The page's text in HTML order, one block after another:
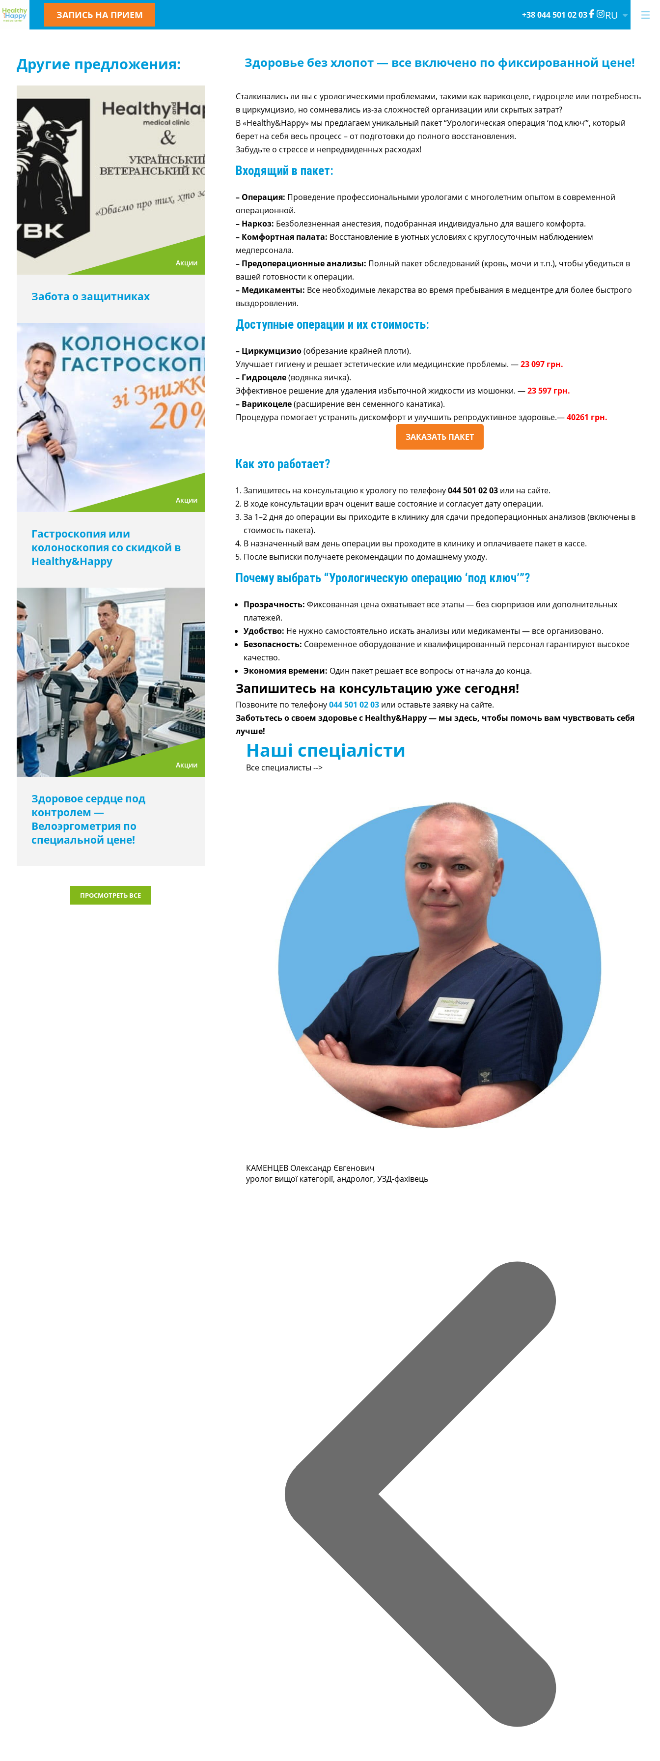
ЗАПИСЬ НА ПРИЕМ +38 044 501 02 03 RU
Другие предложения:
Акции
Забота о защитниках
Акции
Гастроскопия или
колоноскопия со скидкой в ​​
Healthy&Happy
Акции
Здоровое сердце под
контролем —
Велоэргометрия по
специальной цене!
ПРОСМОТРЕТЬ ВСЕ
Здоровье без хлопот — все включено по фиксированной цене!
Сталкивались ли вы с урологическими проблемами, такими как варикоцеле, гидроцеле или потребность
в циркумцизио, но сомневались из-за сложностей организации или скрытых затрат?
В «Healthy&Happy» мы предлагаем уникальный пакет “Урологическая операция ‘под ключ’”, который
берет на себя весь процесс – от подготовки до полного восстановления.
Забудьте о стрессе и непредвиденных расходах!
Входящий в пакет:
– Операция: Проведение профессиональными урологами с многолетним опытом в современной
операционной.
– Наркоз: Безболезненная анестезия, подобранная индивидуально для вашего комфорта.
– Комфортная палата: Восстановление в уютных условиях с круглосуточным наблюдением
медперсонала.
– Предоперационные анализы: Полный пакет обследований (кровь, мочи и т.п.), чтобы убедиться в
вашей готовности к операции.
– Медикаменты: Все необходимые лекарства во время пребывания в медцентре для более быстрого
выздоровления.
Доступные операции и их стоимость:
– Циркумцизио (обрезание крайней плоти).
Улучшает гигиену и решает эстетические или медицинские проблемы. — 23 097 грн.
– Гидроцеле (водянка яичка).
Эффективное решение для удаления избыточной жидкости из мошонки. — 23 597 грн.
– Варикоцеле (расширение вен семенного канатика).
Процедура помогает устранить дискомфорт и улучшить репродуктивное здоровье.— 40261 грн.
ЗАКАЗАТЬ ПАКЕТ
Как это работает?
Запишитесь на консультацию к урологу по телефону 044 501 02 03 или на сайте.
В ходе консультации врач оценит ваше состояние и согласует дату операции.
За 1–2 дня до операции вы приходите в клинику для сдачи предоперационных анализов (включены в
стоимость пакета).
В назначенный вам день операции вы проходите в клинику и оплачиваете пакет в кассе.
После выписки получаете рекомендации по домашнему уходу.
Почему выбрать “Урологическую операцию ‘под ключ’”?
Прозрачность: Фиксованная цена охватывает все этапы — без сюрпризов или дополнительных
платежей.
Удобство: Не нужно самостоятельно искать анализы или медикаменты — все организовано.
Безопасность: Современное оборудование и квалифицированный персонал гарантируют высокое
качество.
Экономия времени: Один пакет решает все вопросы от начала до конца.
Запишитесь на консультацию уже сегодня!
Позвоните по телефону 044 501 02 03 или оставьте заявку на сайте.
Заботьтесь о своем здоровье с Healthy&Happy — мы здесь, чтобы помочь вам чувствовать себя
лучше!
Наші спеціалісти
Все специалисты -->
КАМЕНЦЕВ Олександр Євгенович
уролог вищої категорії, андролог, УЗД-фахівець